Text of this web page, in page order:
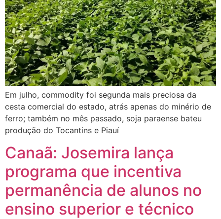
Em julho, commodity foi segunda mais preciosa da
cesta comercial do estado, atrás apenas do minério de
ferro; também no mês passado, soja paraense bateu
produção do Tocantins e Piauí
Canaã: Josemira lança
programa que incentiva
permanência de alunos no
ensino superior e técnico